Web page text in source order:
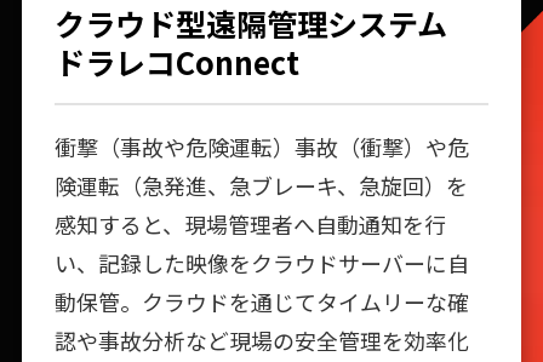
クラウド型遠隔管理システム
ドラレコConnect
衝撃（事故や危険運転）事故（衝撃）や危
険運転（急発進、急ブレーキ、急旋回）を
感知すると、現場管理者へ自動通知を行
い、記録した映像をクラウドサーバーに自
動保管。クラウドを通じてタイムリーな確
認や事故分析など現場の安全管理を効率化